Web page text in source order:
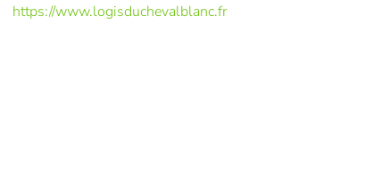
https://www.logisduchevalblanc.fr